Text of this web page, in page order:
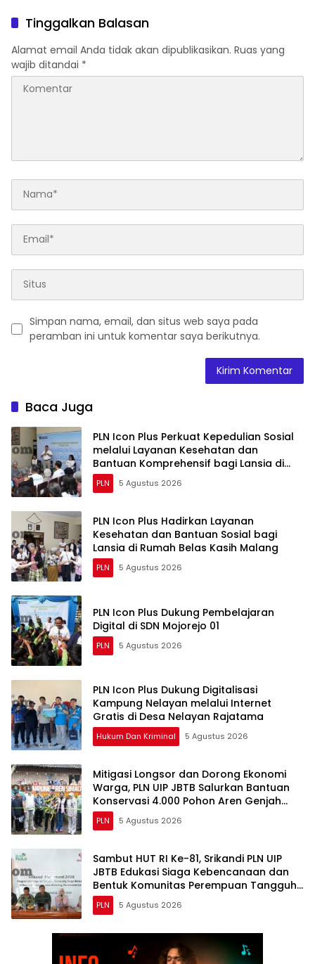
Pohon Aren Genjah Asal
Aceh di Banyuwangi
Banyuwangi.
Tinggalkan Balasan
Alamat email Anda tidak akan dipublikasikan. Ruas yang
wajib ditandai *
Simpan nama, email, dan situs web saya pada
peramban ini untuk komentar saya berikutnya.
Baca Juga
PLN Icon Plus Perkuat Kepedulian Sosial
melalui Layanan Kesehatan dan
Bantuan Komprehensif bagi Lansia di
Malang
PLN 5 Agustus 2026
PLN Icon Plus Hadirkan Layanan
Kesehatan dan Bantuan Sosial bagi
Lansia di Rumah Belas Kasih Malang
PLN 5 Agustus 2026
PLN Icon Plus Dukung Pembelajaran
Digital di SDN Mojorejo 01
PLN 5 Agustus 2026
PLN Icon Plus Dukung Digitalisasi
Kampung Nelayan melalui Internet
Gratis di Desa Nelayan Rajatama
Hukum Dan Kriminal 5 Agustus 2026
Mitigasi Longsor dan Dorong Ekonomi
Warga, PLN UIP JBTB Salurkan Bantuan
Konservasi 4.000 Pohon Aren Genjah
Asal Aceh di Banyuwangi
PLN 5 Agustus 2026
Sambut HUT RI Ke-81, Srikandi PLN UIP
JBTB Edukasi Siaga Kebencanaan dan
Bentuk Komunitas Perempuan Tangguh
Simacan Banyuwangi.
PLN 5 Agustus 2026